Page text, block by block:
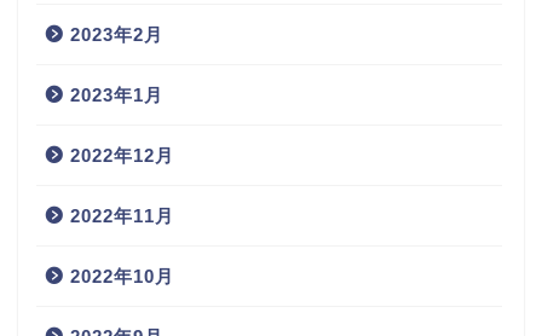
2023年2月
2023年1月
2022年12月
2022年11月
2022年10月